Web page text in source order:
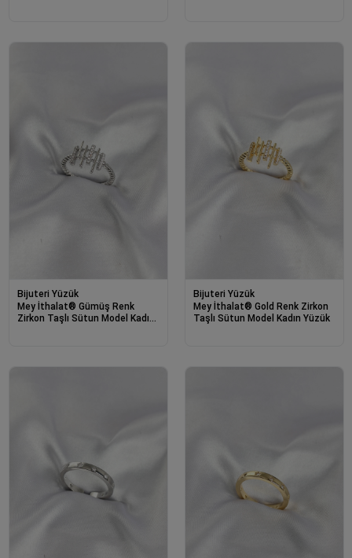
Bijuteri Yüzük
Mey İthalat® Gümüş Renk
Zirkon Taşlı Sütun Model Kadın
Bijuteri Yüzük
Mey İthalat® Gold Renk Zirkon
Taşlı Sütun Model Kadın Yüzük